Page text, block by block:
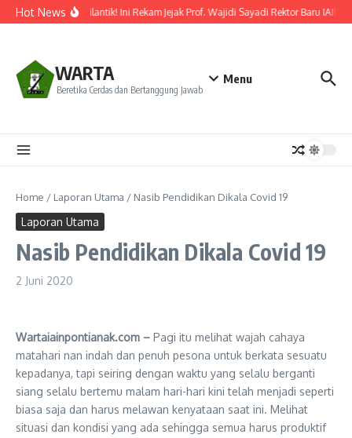
Lewati ke konten
Hot NewsResmi Dilantik! Ini Rekam Jejak Prof. Wajidi Sayadi Rektor Baru IAIN
WARTA
Beretika Cerdas dan Bertanggung Jawab
Menu
Home / Laporan Utama / Nasib Pendidikan Dikala Covid 19
Laporan Utama
Nasib Pendidikan Dikala Covid 19
2 Juni 2020
Wartaiainpontianak.com – Pagi itu melihat wajah cahaya
matahari nan indah dan penuh pesona untuk berkata sesuatu
kepadanya, tapi seiring dengan waktu yang selalu berganti
siang selalu bertemu malam hari-hari kini telah menjadi seperti
biasa saja dan harus melawan kenyataan saat ini. Melihat
situasi dan kondisi yang ada sehingga semua harus produktif